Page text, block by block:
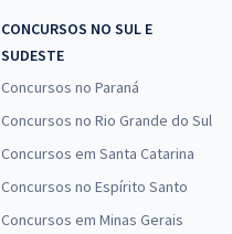
CONCURSOS NO SUL E
SUDESTE
Concursos no Paraná
Concursos no Rio Grande do Sul
Concursos em Santa Catarina
Concursos no Espírito Santo
Concursos em Minas Gerais